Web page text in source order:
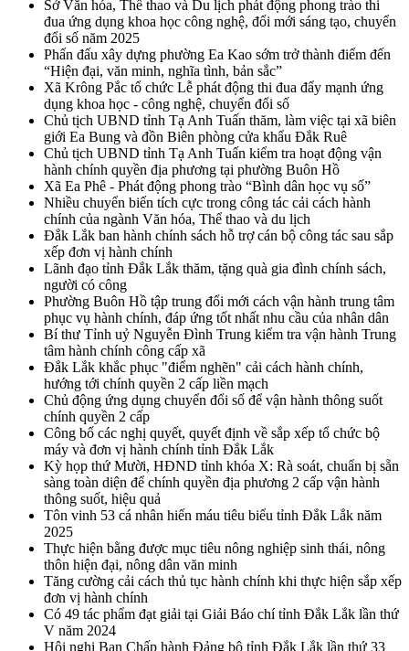
Sở Văn hóa, Thể thao và Du lịch phát động phong trào thi
đua ứng dụng khoa học công nghệ, đổi mới sáng tạo, chuyển
đổi số năm 2025
Phấn đấu xây dựng phường Ea Kao sớm trở thành điểm đến
“Hiện đại, văn minh, nghĩa tình, bản sắc”
Xã Krông Pắc tổ chức Lễ phát động thi đua đẩy mạnh ứng
dụng khoa học - công nghệ, chuyển đổi số
Chủ tịch UBND tỉnh Tạ Anh Tuấn thăm, làm việc tại xã biên
giới Ea Bung và đồn Biên phòng cửa khẩu Đắk Ruê
Chủ tịch UBND tỉnh Tạ Anh Tuấn kiểm tra hoạt động vận
hành chính quyền địa phương tại phường Buôn Hồ
Xã Ea Phê - Phát động phong trào “Bình dân học vụ số”
Nhiều chuyển biến tích cực trong công tác cải cách hành
chính của ngành Văn hóa, Thể thao và du lịch
Đắk Lắk ban hành chính sách hỗ trợ cán bộ công tác sau sắp
xếp đơn vị hành chính
Lãnh đạo tỉnh Đắk Lắk thăm, tặng quà gia đình chính sách,
người có công
Phường Buôn Hồ tập trung đổi mới cách vận hành trung tâm
phục vụ hành chính, đáp ứng tốt nhất nhu cầu của nhân dân
Bí thư Tỉnh uỷ Nguyễn Đình Trung kiểm tra vận hành Trung
tâm hành chính công cấp xã
Đắk Lắk khắc phục "điểm nghẽn" cải cách hành chính,
hướng tới chính quyền 2 cấp liền mạch
Chủ động ứng dụng chuyển đổi số để vận hành thông suốt
chính quyền 2 cấp
Công bố các nghị quyết, quyết định về sắp xếp tổ chức bộ
máy và đơn vị hành chính tỉnh Đắk Lắk
Kỳ họp thứ Mười, HĐND tỉnh khóa X: Rà soát, chuẩn bị sẵn
sàng toàn diện để chính quyền địa phương 2 cấp vận hành
thông suốt, hiệu quả
Tôn vinh 53 cá nhân hiến máu tiêu biểu tỉnh Đắk Lắk năm
2025
Thực hiện bằng được mục tiêu nông nghiệp sinh thái, nông
thôn hiện đại, nông dân văn minh
Tăng cường cải cách thủ tục hành chính khi thực hiện sắp xếp
đơn vị hành chính
Có 49 tác phẩm đạt giải tại Giải Báo chí tỉnh Đắk Lắk lần thứ
V năm 2024
Hội nghị Ban Chấp hành Đảng bộ tỉnh Đắk Lắk lần thứ 33